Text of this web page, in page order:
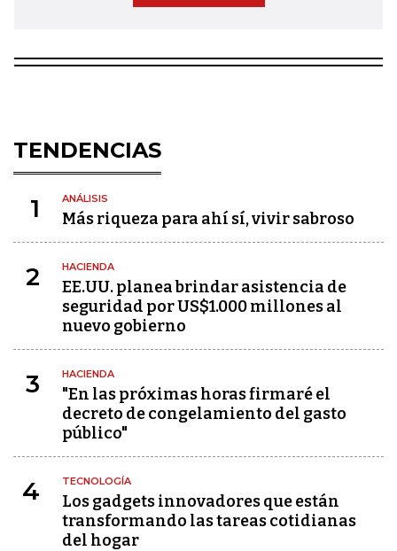
TENDENCIAS
1 ANÁLISIS
Más riqueza para ahí sí, vivir sabroso
2 HACIENDA
EE.UU. planea brindar asistencia de
seguridad por US$1.000 millones al
nuevo gobierno
3 HACIENDA
"En las próximas horas firmaré el
decreto de congelamiento del gasto
público"
4 TECNOLOGÍA
Los gadgets innovadores que están
transformando las tareas cotidianas
del hogar